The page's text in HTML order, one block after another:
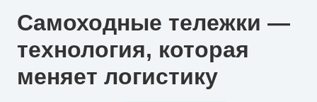
Самоходные тележки —
технология, которая
меняет логистику